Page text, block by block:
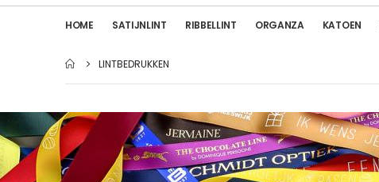
HOME SATIJNLINT RIBBELLINT ORGANZA KATOEN
LINTBEDRUKKEN